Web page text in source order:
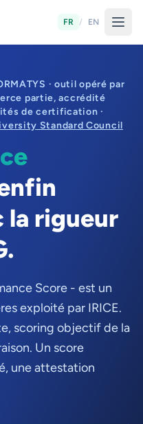
FR / EN
· outil opéré par
partie, accrédité
de certification ·
Standard Council
la rigueur
Score - est un
exploité par IRICE.
scoring objectif de la
Un score
une attestation